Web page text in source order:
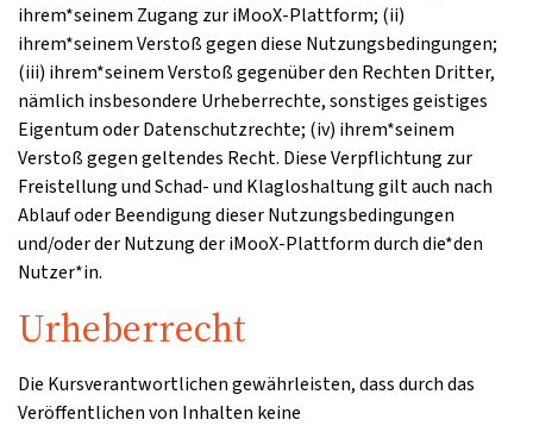
ihrem*seinem Zugang zur iMooX-Plattform; (ii)
ihrem*seinem Verstoß gegen diese Nutzungsbedingungen;
(iii) ihrem*seinem Verstoß gegenüber den Rechten Dritter,
nämlich insbesondere Urheberrechte, sonstiges geistiges
Eigentum oder Datenschutzrechte; (iv) ihrem*seinem
Verstoß gegen geltendes Recht. Diese Verpflichtung zur
Freistellung und Schad- und Klagloshaltung gilt auch nach
Ablauf oder Beendigung dieser Nutzungsbedingungen
und/oder der Nutzung der iMooX-Plattform durch die*den
Nutzer*in.
Urheberrecht
Die Kursverantwortlichen gewährleisten, dass durch das
Veröffentlichen von Inhalten keine